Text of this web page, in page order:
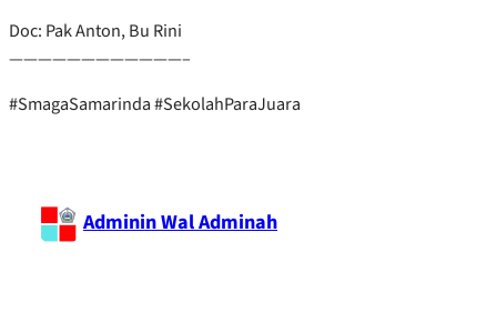
Doc: Pak Anton, Bu Rini
————————————–
#SmagaSamarinda #SekolahParaJuara
Adminin Wal Adminah